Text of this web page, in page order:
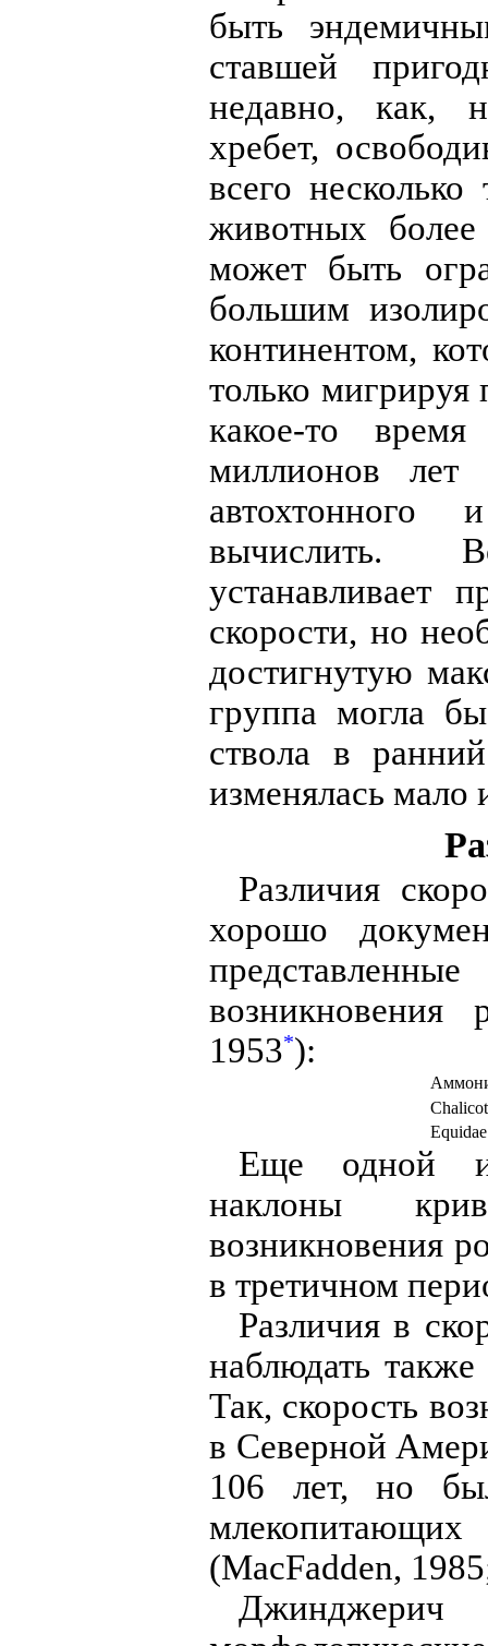
быть
ставшей
недавно, как,
хребет,
всего
животных более
может быть
большим
континентом,
только
какое-то
миллионов лет
вычислить.
устанавливает
скорости, но
достигнутую
группа могла
ствола в
изменялась мало
Различия
хорошо
1953*):
Еще одной
наклоны
возникновения
в третичном
Различия в
наблюдать
Так, скорость
в Северной
106 лет, но
(MacFadden,